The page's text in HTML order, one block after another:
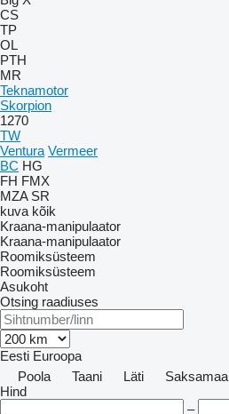
CS
TP
OL
PTH
MR
Teknamotor
Skorpion
1270
TW
Ventura Vermeer
BC HG
FH FMX
MZA SR
kuva kõik
Kraana-manipulaator
Kraana-manipulaator
Roomiksüsteem
Roomiksüsteem
Asukoht
Otsing raadiuses
Eesti Euroopa
Poola
Taani Läti
Saksamaa
Hind
–